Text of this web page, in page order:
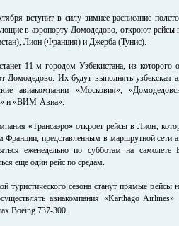
вступит в силу зимнее расписание
в аэропорту Домодедово, откроют
Лион (Франция) и Джерба (Тунис).
11-м городом Узбекистана, из которого
Домодедово. Их будут выполнять узбекская
авиакомпании «Московия»,
и «ВИМ-Авиа».
«Трансаэро» откроет рейсы в Лион,
Франции, представленным в маршрутной сети
еженедельно по субботам на
еще один рейс по средам.
туристического сезона станут прямые рейсы
авиакомпания «Karthago
Boeing 737-300.